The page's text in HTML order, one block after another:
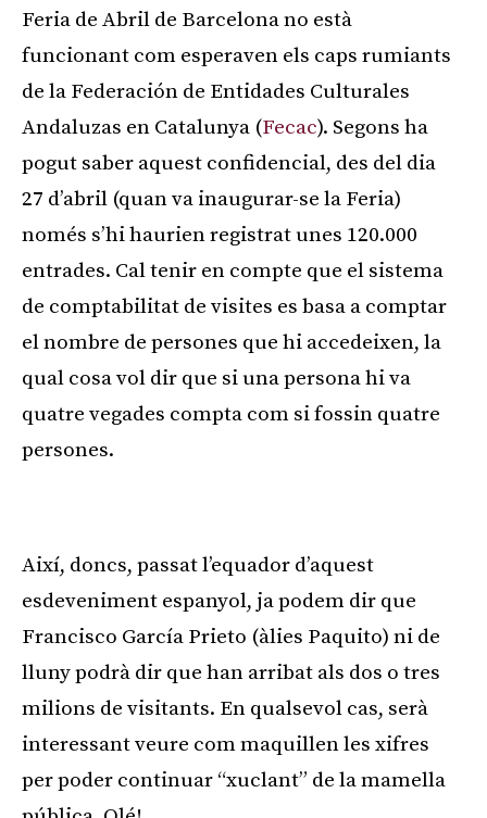
Feria de Abril de Barcelona no està
funcionant com esperaven els caps rumiants
de la Federación de Entidades Culturales
Andaluzas en Catalunya (Fecac). Segons ha
pogut saber aquest confidencial, des del dia
27 d’abril (quan va inaugurar-se la Feria)
només s’hi haurien registrat unes 120.000
entrades. Cal tenir en compte que el sistema
de comptabilitat de visites es basa a comptar
el nombre de persones que hi accedeixen, la
qual cosa vol dir que si una persona hi va
quatre vegades compta com si fossin quatre
persones.
Així, doncs, passat l’equador d’aquest
esdeveniment espanyol, ja podem dir que
Francisco García Prieto (àlies Paquito) ni de
lluny podrà dir que han arribat als dos o tres
milions de visitants. En qualsevol cas, serà
interessant veure com maquillen les xifres
per poder continuar “xuclant” de la mamella